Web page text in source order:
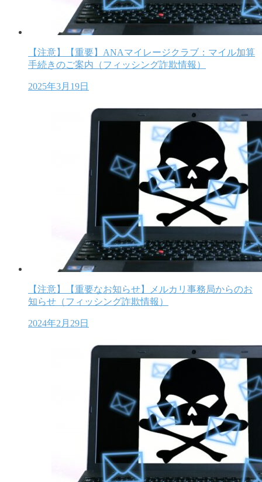
【注意】【重要】ANAマイレージクラブ：マイル加算
手続きのご案内（フィッシング詐欺情報）
2025年3月19日
【注意】【重要なお知らせ】メルカリ事務局からのお
知らせ（フィッシング詐欺情報）
2024年2月29日